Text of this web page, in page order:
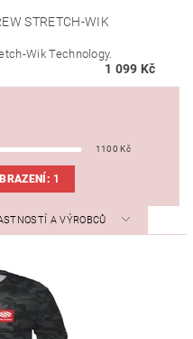
STRETCH-WIK
Wik Technology.
1 099 Kč
1100 Kč
1
A VÝROBCŮ